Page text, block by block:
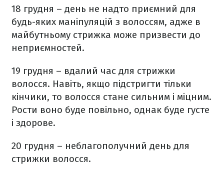
18 грудня – день не надто приємний для
будь-яких маніпуляцій з волоссям, адже в
майбутньому стрижка може призвести до
неприємностей.
19 грудня – вдалий час для стрижки
волосся. Навіть, якщо підстригти тільки
кінчики, то волосся стане сильним і міцним.
Рости воно буде повільно, однак буде густе
і здорове.
20 грудня – неблагополучний день для
стрижки волосся.